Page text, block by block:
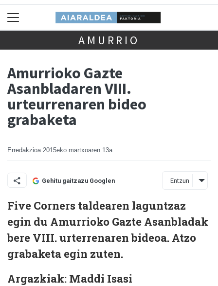
AMURRIO
Amurrioko Gazte
Asanbladaren VIII.
urteurrenaren bideo
grabaketa
Erredakzioa 2015eko martxoaren 13a
Gehitu gaitzazu Googlen Entzun
Five Corners taldearen laguntzaz
egin du Amurrioko Gazte Asanbladak
bere VIII. urterrenaren bideoa. Atzo
grabaketa egin zuten.
Argazkiak: Maddi Isasi